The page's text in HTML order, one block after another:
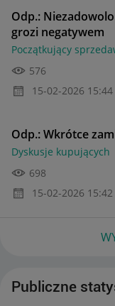
Odp.:
grozi negatywem
Początkujący
576
‎15-02-2026 15:44
Odp.: Wkrótce
Dyskusje kupujących
698
‎15-02-2026 15:42
Publiczne